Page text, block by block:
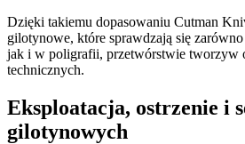
Dzięki takiemu dopasowaniu Cutman
gilotynowe, które sprawdzają się
jak i w poligrafii, przetwórstwie tworzyw
technicznych.
Eksploatacja, ostrzenie i
gilotynowych